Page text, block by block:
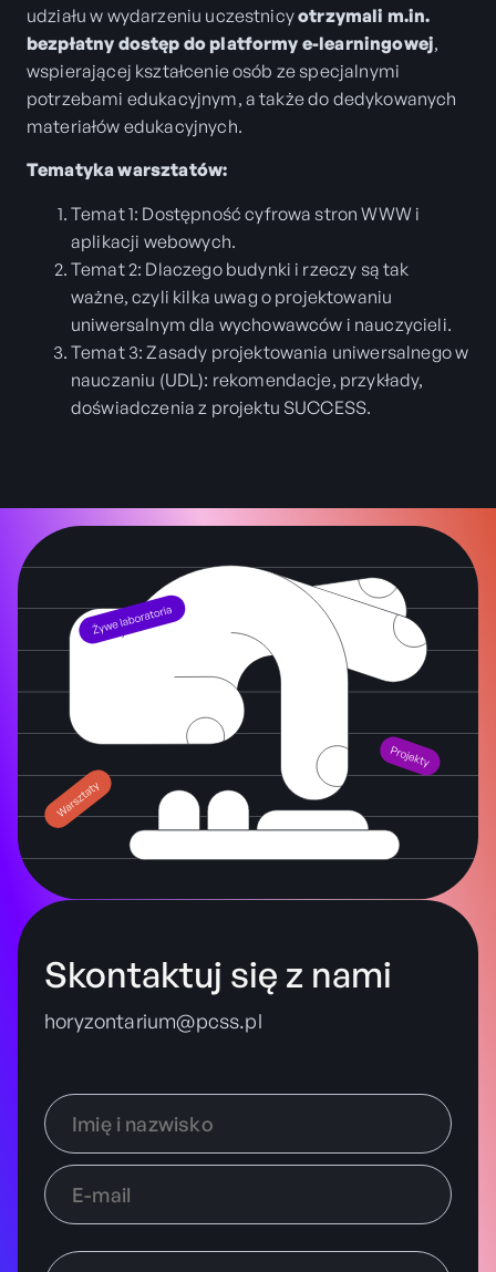
udziału w wydarzeniu uczestnicyotrzymali m.in.
bezpłatny dostęp do platformy e-learningowej,
wspierającej kształcenie osób ze specjalnymi
potrzebami edukacyjnym, a także do dedykowanych
materiałów edukacyjnych.
Tematyka warsztatów:
Temat 1: Dostępność cyfrowa stron WWW i
aplikacji webowych.
Temat 2: Dlaczego budynki i rzeczy są tak
ważne, czyli kilka uwag o projektowaniu
uniwersalnym dla wychowawców i nauczycieli.
Temat 3: Zasady projektowania uniwersalnego w
nauczaniu (UDL): rekomendacje, przykłady,
doświadczenia z projektu SUCCESS.
Skontaktuj się z nami
horyzontarium@pcss.pl